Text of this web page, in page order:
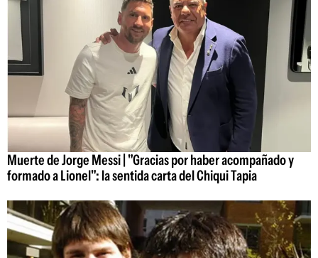
Muerte de Jorge Messi | "Gracias por haber acompañado y
formado a Lionel": la sentida carta del Chiqui Tapia